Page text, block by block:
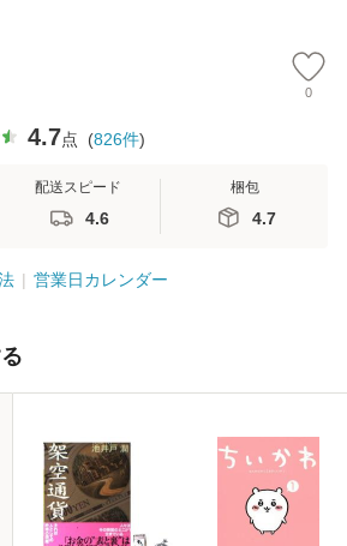
0
4.7点 (826件)
配送スピード
4.6
梱包
4.7
営業日カレンダー